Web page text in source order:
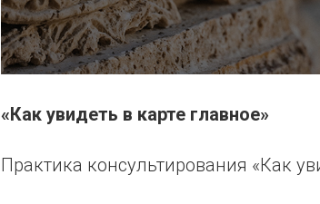
«Как увидеть в карте главное»
Практика консультирования «Как